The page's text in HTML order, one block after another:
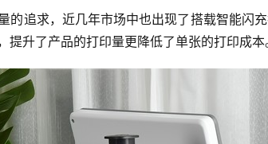
的追求，近几年市场中也出现了搭载智能闪
升了产品的打印量更降低了单张的打印成本